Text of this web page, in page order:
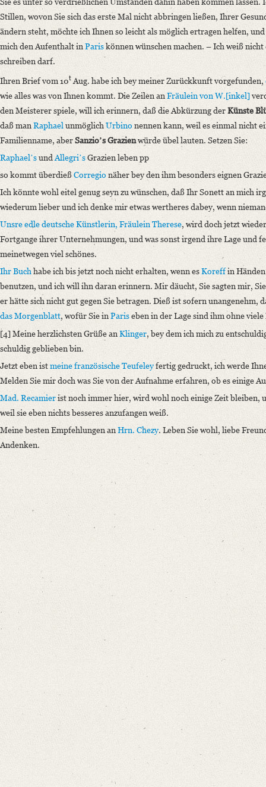
Stillen, wovon Sie sich das erste Mal nicht abbringen ließen, Ihrer
ändern steht, möchte ich Ihnen so leicht als möglich ertragen helfen,
mich den Aufenthalt inPariskönnen wünschen machen. – Ich weiß
schreiben darf.
Ihren Brief vom 10t Aug. habe ich bey meiner Zurückkunft vorgefunden,
wie alles was von Ihnen kommt. Die Zeilen anFräulein von W.[inkel]
den Meisterer spiele, will ich erinnern, daß die Abkürzung derKünste
daß man Raphael unmöglichUrbino nennen kann, weil es einmal nicht
Familienname, aberSanzioʼs Grazienwürde übel lauten. Setzen Sie:
Raphaelʼsund AllegriʼsGrazien leben pp
so kommt überdieß Corregio näher bey den ihm besonders eignen
Ich könnte wohl eitel genug seyn zu wünschen, daß Ihr Sonett an mich
wiederum lieber und ich denke mir etwas wertheres dabey, wenn
Unsre edle deutsche Künstlerin, Fräulein Therese, wird doch jetzt
Fortgange ihrer Unternehmungen, und was sonst irgend ihre Lage und
meinetwegen viel schönes.
Ihr Buchhabe ich bis jetzt noch nicht erhalten, wenn esKoreffin Händen
benutzen, und ich will ihn daran erinnern. Mir däucht, Sie sagten mir,
er hätte sich nicht gut gegen Sie betragen. Dieß ist sofern unangenehm,
das Morgenblatt, wofür Sie inPariseben in der Lage sind ihm ohne
[4] Meine herzlichsten Grüße anKlinger, bey dem ich mich zu
schuldig geblieben bin.
Jetzt eben istmeine französische Teufeleyfertig gedruckt, ich werde
Melden Sie mir doch was Sie von der Aufnahme erfahren, ob es einige
Mad. Recamierist noch immer hier, wird wohl noch einige Zeit bleiben,
weil sie eben nichts besseres anzufangen weiß.
Meine besten Empfehlungen anHrn. Chezy. Leben Sie wohl, liebe
Andenken.